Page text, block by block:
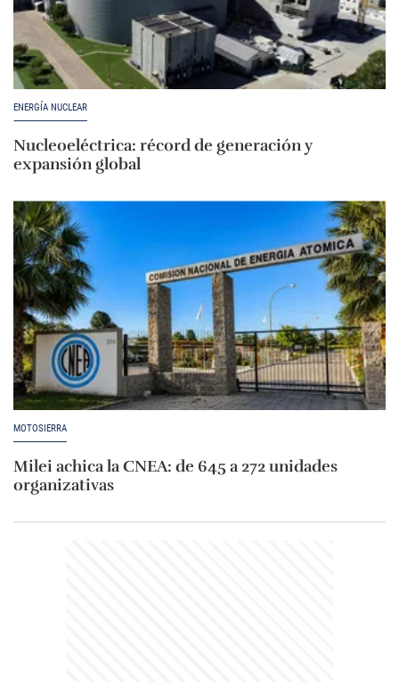
ENERGÍA NUCLEAR
Nucleoeléctrica: récord de generación y
expansión global
MOTOSIERRA
Milei achica la CNEA: de 645 a 272 unidades
organizativas